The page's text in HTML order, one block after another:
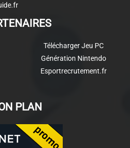
Télécharger Jeu PC
Génération Nintendo
Esportrecrutement.fr
PLAN